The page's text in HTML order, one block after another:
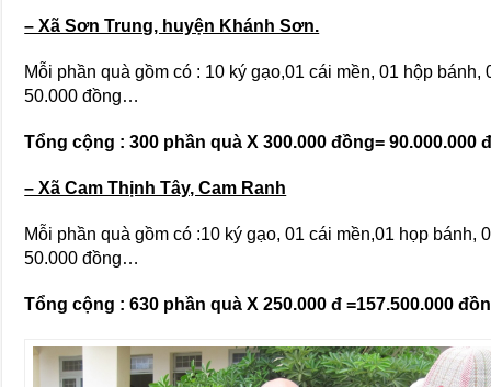
– Xã Sơn Trung, huyện Khánh Sơn.
Mỗi phần quà gồm có : 10 ký gạo,01 cái mền, 01 hộp
50.000 đồng…
Tổng cộng : 300 phần quà X 300.000 đồng= 90.000.000
– Xã Cam Thịnh Tây, Cam Ranh
Mỗi phần quà gồm có :10 ký gạo, 01 cái mền,01 họp bánh,
50.000 đồng…
Tổng cộng : 630 phần quà X 250.000 đ =157.500.000